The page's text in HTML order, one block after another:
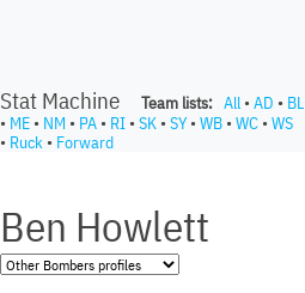
Stat Machine Team lists: All • AD • BL
• ME • NM • PA • RI • SK • SY• WB • WC • WS
• Ruck • Forward